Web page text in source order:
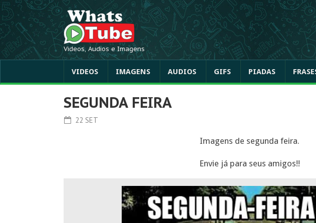
Videos, Audios e Imagens
VIDEOS IMAGENS AUDIOS GIFS PIADAS
SEGUNDA FEIRA
22 SET
Imagens de segunda feira.
Envie já para seus amigos!!